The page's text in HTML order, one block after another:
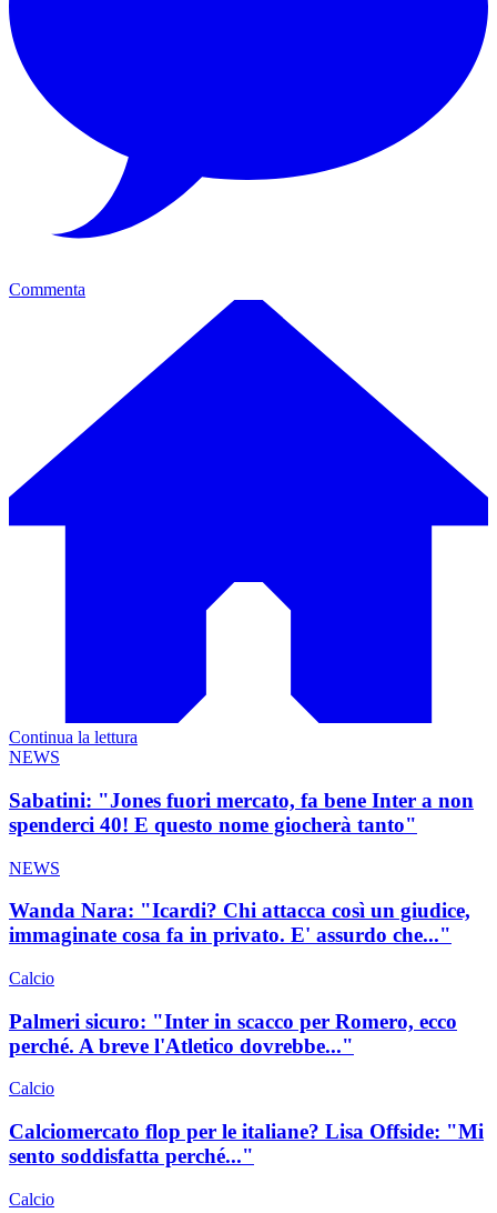
Commenta
Continua la lettura
NEWS
Sabatini: "Jones fuori mercato, fa bene Inter a non
spenderci 40! E questo nome giocherà tanto"
NEWS
Wanda Nara: "Icardi? Chi attacca così un giudice,
immaginate cosa fa in privato. E' assurdo che..."
Calcio
Palmeri sicuro: "Inter in scacco per Romero, ecco
perché. A breve l'Atletico dovrebbe..."
Calcio
Calciomercato flop per le italiane? Lisa Offside: "Mi
sento soddisfatta perché..."
Calcio